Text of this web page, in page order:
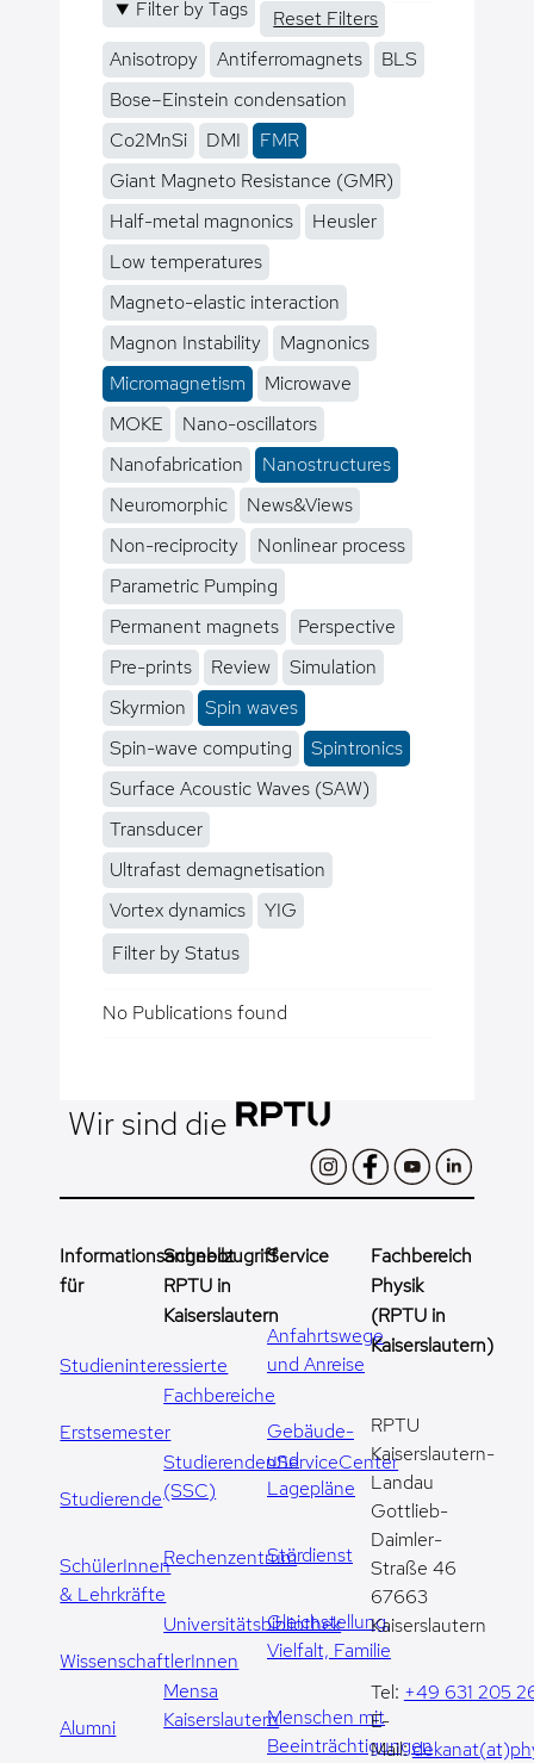
Filter by Tags
Reset Filters
Anisotropy
Antiferromagnets
BLS
Bose–Einstein condensation
Co2MnSi
DMI
FMR
Giant Magneto Resistance (GMR)
Half-metal magnonics
Heusler
Low temperatures
Magneto-elastic interaction
Magnon Instability
Magnonics
Micromagnetism
Microwave
MOKE
Nano-oscillators
Nanofabrication
Nanostructures
Neuromorphic
News&Views
Non-reciprocity
Nonlinear process
Parametric Pumping
Permanent magnets
Perspective
Pre-prints
Review
Simulation
Skyrmion
Spin waves
Spin-wave computing
Spintronics
Surface Acoustic Waves (SAW)
Transducer
Ultrafast demagnetisation
Vortex dynamics
YIG
Filter by Status
No Publications found
Wir sind die
Informationsangebot
für
Studieninteressierte
Erstsemester
Studierende
SchülerInnen
& Lehrkräfte
WissenschaftlerInnen
Alumni
Schnellzugriff
RPTU in
Kaiserslautern
Fachbereiche
StudierendenServiceCenter
(SSC)
Rechenzentrum
Universitätsbibliothek
Mensa
Kaiserslautern
Service
Anfahrtswege
und Anreise
Gebäude-
und
Lagepläne
Stördienst
Gleichstellung,
Vielfalt, Familie
Menschen mit
Beeinträchtigungen
Fachbereich
Physik
(RPTU in
Kaiserslautern)
RPTU
Kaiserslautern-
Landau
Gottlieb-
Daimler-
Straße 46
67663
Kaiserslautern
Tel: +49 631 205
E-
Mail: